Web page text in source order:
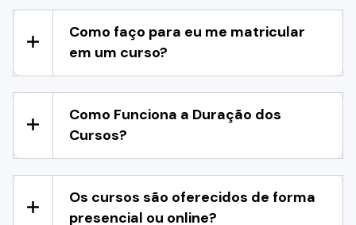
Como faço para eu me matricular
em um curso?
Como Funciona a Duração dos
Cursos?
Os cursos são oferecidos de forma
presencial ou online?